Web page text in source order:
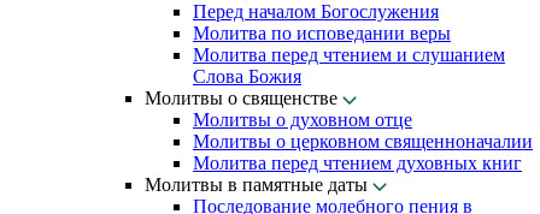
Перед началом Богослужения
Молитва по исповедании веры
Молитва перед чтением и слушанием
Слова Божия
Молитвы о священстве
Молитвы о духовном отце
Молитвы о церковном священноначалии
Молитва перед чтением духовных книг
Молитвы в памятные даты
Последование молебного пения в